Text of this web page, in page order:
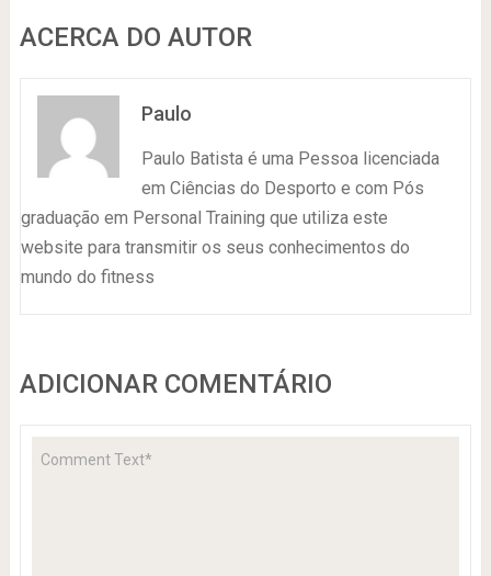
ACERCA DO AUTOR
Paulo
Paulo Batista é uma Pessoa licenciada
em Ciências do Desporto e com Pós
graduação em Personal Training que utiliza este
website para transmitir os seus conhecimentos do
mundo do fitness
ADICIONAR COMENTÁRIO